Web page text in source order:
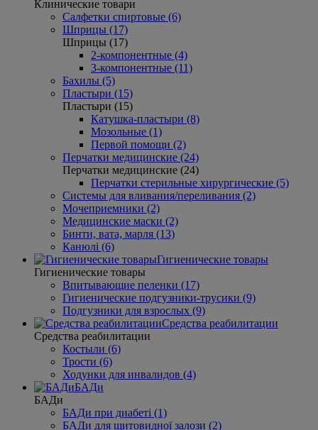
Клинические товари
Салфетки спиртовые (6)
Шприцы (17)
Шприцы (17)
2-компонентные (4)
3-компонентные (11)
Бахилы (5)
Пластыри (15)
Пластыри (15)
Катушка-пластыри (8)
Мозольные (1)
Первой помощи (2)
Перчатки медицинские (24)
Перчатки медицинские (24)
Перчатки стерильные хирургические (5)
Системы для вливания/переливания (2)
Мочеприемники (2)
Медицинские маски (2)
Бинти, вата, марля (13)
Канюлі (6)
Гигиенические товары
Гигиенические товары
Впитывающие пеленки (17)
Гигиенические подгузники-трусики (9)
Подгузники для взрослых (9)
Средства реабилитации
Средства реабилитации
Костыли (6)
Трости (6)
Ходунки для инвалидов (4)
БАДи
БАДи
БАДи при диабеті (1)
БАДи для щитовидної залози (2)